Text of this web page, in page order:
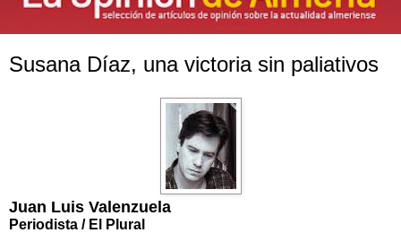
Susana Díaz, una victoria sin paliativos
Juan Luis Valenzuela
Periodista / El Plural